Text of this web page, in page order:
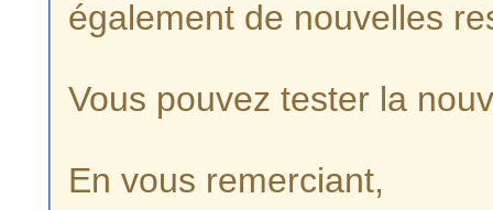
également de nouvelles
Vous pouvez tester la
En vous remerciant,